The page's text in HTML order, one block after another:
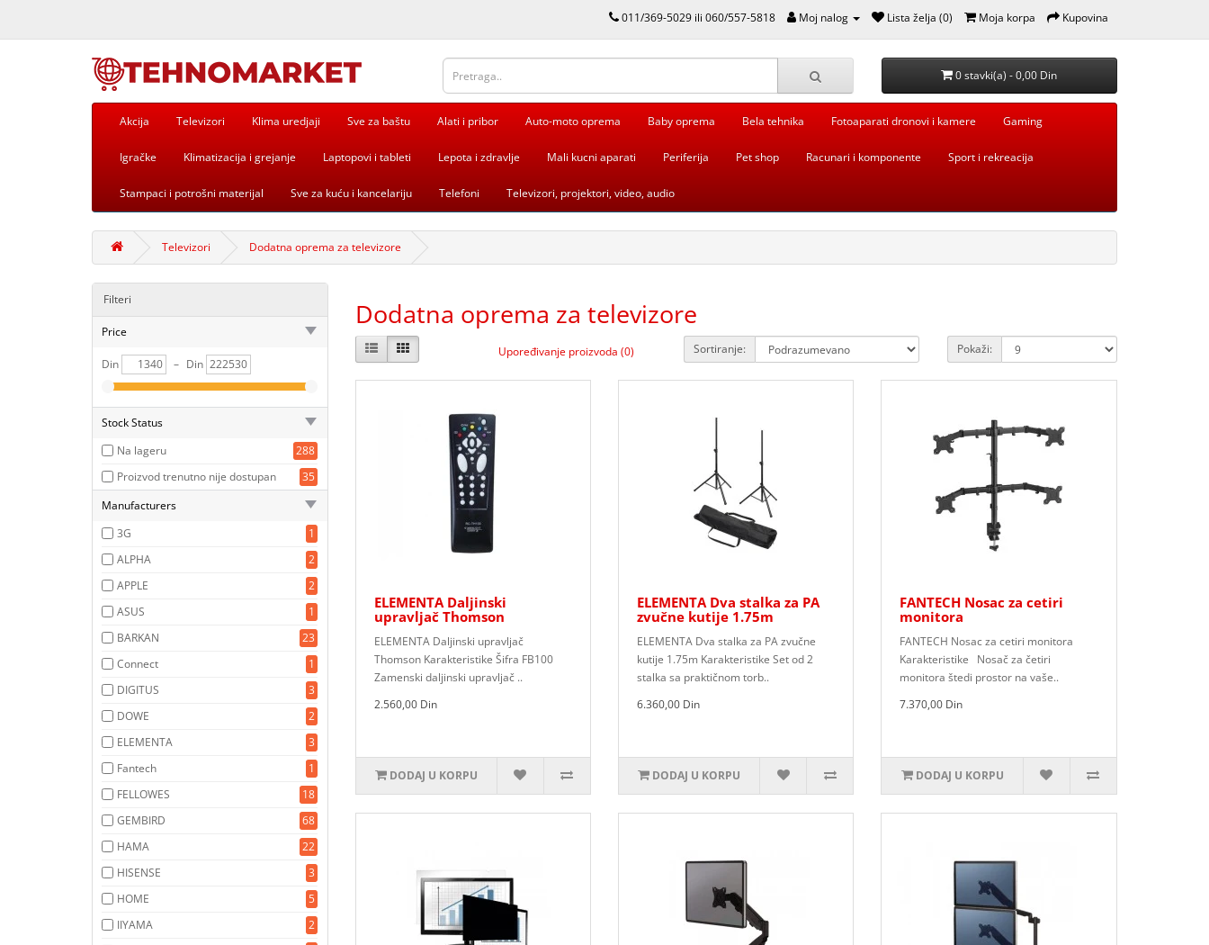
011/369-5029 ili 060/557-5818 Moj nalog Lista želja (0) Moja korpa Kupovina
0 stavki(a) - 0,00 Din
Akcija Televizori Klima uredjaji Sve za baštu Alati i pribor Auto-moto oprema Baby oprema Bela tehnika Fotoaparati dronovi i kamere Gaming
Igračke Klimatizacija i grejanje Laptopovi i tableti Lepota i zdravlje Mali kucni aparati Periferija Pet shop Racunari i komponente Sport i rekreacija
Stampaci i potrošni materijal Sve za kuću i kancelariju Telefoni Televizori, projektori, video, audio
Televizori Dodatna oprema za televizore
Filteri
Price
Din – Din
Stock Status
Na lageru
288
Proizvod trenutno nije dostupan
35
Manufacturers
3G
1
ALPHA
2
APPLE
2
ASUS
1
BARKAN
23
Connect
1
DIGITUS
3
DOWE
2
ELEMENTA
3
Fantech
1
FELLOWES
18
GEMBIRD
68
HAMA
22
HISENSE
3
HOME
5
IIYAMA
2
Dodatna oprema za televizore
Upoređivanje proizvoda (0) Sortiranje: Pokaži:
ELEMENTA Daljinski
upravljač Thomson
ELEMENTA Daljinski upravljač
Thomson Karakteristike Šifra FB100
Zamenski daljinski upravljač ..
2.560,00 Din
DODAJ U KORPU
ELEMENTA Dva stalka za PA
zvučne kutije 1.75m
ELEMENTA Dva stalka za PA zvučne
kutije 1.75m Karakteristike Set od 2
stalka sa praktičnom torb..
6.360,00 Din
DODAJ U KORPU
FANTECH Nosac za cetiri
monitora
FANTECH Nosac za cetiri monitora
Karakteristike Nosač za četiri
monitora štedi prostor na vaše..
7.370,00 Din
DODAJ U KORPU